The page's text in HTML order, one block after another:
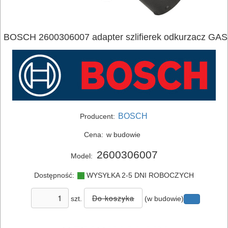
ELEKTRONARZĘDZIA
SIECIOWE
ELEKTRONARZĘDZIA
AKCESORIA
ELEKTRONARZĘDZI
BOSCH 2600306007 adapter szlifierek odkurzacz GAS
Producent: BOSCH
Cena: w budowie
Model: 2600306007
Dostępność: WYSYŁKA 2-5 DNI ROBOCZYCH
szt. (w budowie)